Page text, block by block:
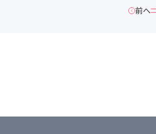
前へ